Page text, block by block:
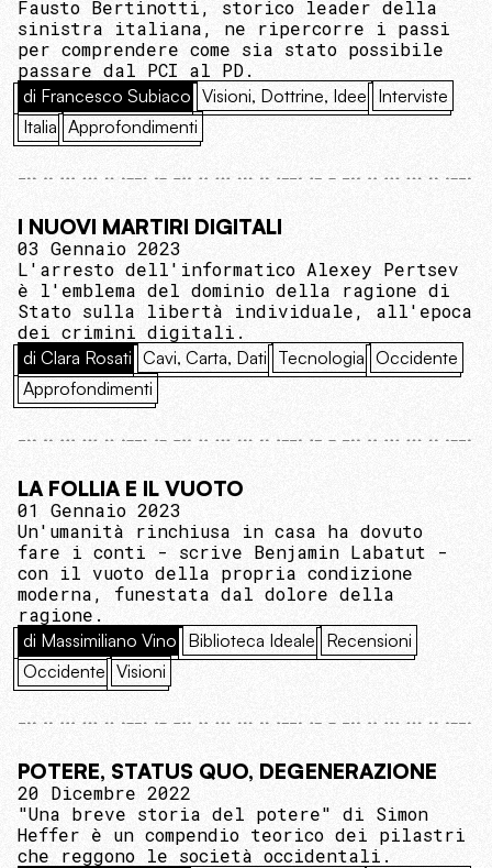
Fausto Bertinotti, storico leader della
sinistra italiana, ne ripercorre i passi
per comprendere come sia stato possibile
passare dal PCI al PD.
di Francesco Subiaco Visioni, Dottrine, Idee Interviste
Italia Approfondimenti
I NUOVI MARTIRI DIGITALI
03 Gennaio 2023
L'arresto dell'informatico Alexey Pertsev
è l'emblema del dominio della ragione di
Stato sulla libertà individuale, all'epoca
dei crimini digitali.
di Clara Rosati Cavi, Carta, Dati Tecnologia Occidente
Approfondimenti
LA FOLLIA E IL VUOTO
01 Gennaio 2023
Un'umanità rinchiusa in casa ha dovuto
fare i conti - scrive Benjamin Labatut -
con il vuoto della propria condizione
moderna, funestata dal dolore della
ragione.
di Massimiliano Vino Biblioteca Ideale Recensioni
Occidente Visioni
POTERE, STATUS QUO, DEGENERAZIONE
20 Dicembre 2022
"Una breve storia del potere" di Simon
Heffer è un compendio teorico dei pilastri
che reggono le società occidentali.